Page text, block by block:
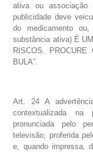
ativa ou
publicidade deve
do medicamento
substância ativa) É
RISCOS.
BULA”.
Art. 24 A
contextualizada
pronunciada pelo
televisão; proferida
e, quando impressa,